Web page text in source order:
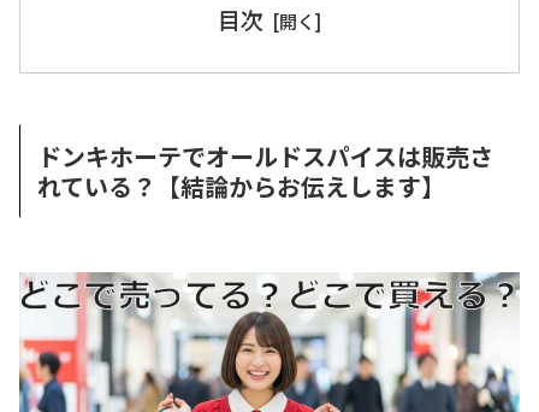
目次
ドンキホーテでオールドスパイスは販売さ
れている？【結論からお伝えします】